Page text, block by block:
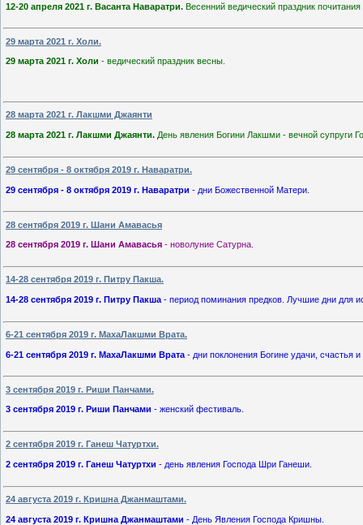
12-20 апреля 2021 г. Васанта Наваратри. Весенний ведический праздник
29 марта 2021 г. Холи.
29 марта 2021 г. Холи - ведический праздник весны.
28 марта 2021 г. Лакшми Джаянти
28 марта 2021 г. Лакшми Джаянти. День явления Богини Лакшми - вечной супруги
29 сентября - 8 октября 2019 г. Наваратри.
29 сентября - 8 октября 2019 г. Наваратри - дни Божественной Матери.
28 сентября 2019 г. Шани Амавасья
28 сентября 2019 г. Шани Амавасья - новолуние Сатурна.
14-28 сентября 2019 г. Питру Пакша.
14-28 сентября 2019 г. Питру Пакша - период поминания предков. Лучшие дни для
6-21 сентября 2019 г. МахаЛакшми Врата.
6-21 сентября 2019 г. МахаЛакшми Врата - дни поклонения Богине удачи, счастья
3 сентября 2019 г. Риши Панчами.
3 сентября 2019 г. Риши Панчами - женский фестиваль.
2 сентября 2019 г. Ганеш Чатуртхи.
2 сентября 2019 г. Ганеш Чатуртхи - день явления Господа Шри Ганеши.
24 августа 2019 г. Кришна Джанмаштами.
24 августа 2019 г. Кришна Джанмаштами - День Явления Господа Кришны.